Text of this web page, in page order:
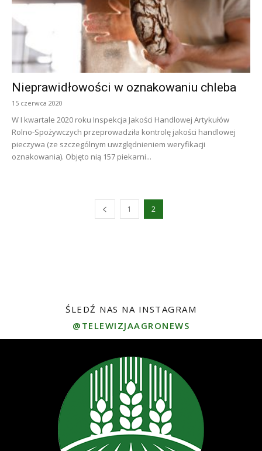
Nieprawidłowości w oznakowaniu chleba
15 czerwca 2020
W I kwartale 2020 roku Inspekcja Jakości Handlowej Artykułów
Rolno-Spożywczych przeprowadziła kontrolę jakości handlowej
pieczywa (ze szczególnym uwzględnieniem weryfikacji
oznakowania). Objęto nią 157 piekarni...
1 2
ŚLEDŹ NAS NA INSTAGRAM
@TELEWIZJAAGRONEWS